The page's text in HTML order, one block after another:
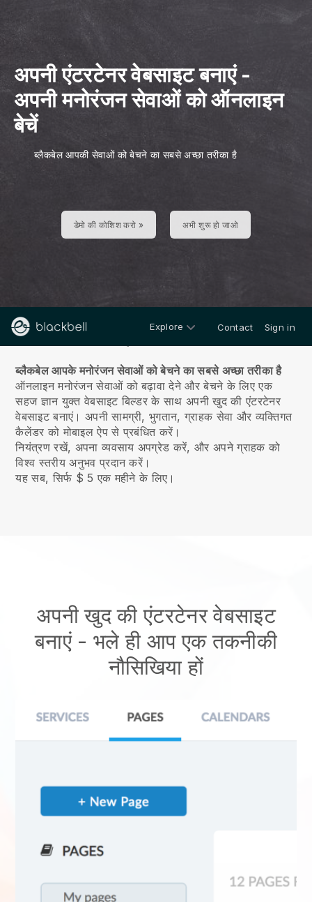
अपनी एंटरटेनर वेबसाइट बनाएं-
अपनी मनोरंजन सेवाओं को ऑनलाइन
बेचें
ब्लैकबेल आपकी सेवाओं को बेचने का सबसे अच्छा तरीका है
डेमो की कोशिश करो » अभी शुरू हो जाओ
Explore Contact Sign in
ब्लैकबेल आपके मनोरंजन सेवाओं को बेचने का सबसे अच्छा तरीका है
ऑनलाइन मनोरंजन सेवाओं को बढ़ावा देने और बेचने के लिए एक
सहज ज्ञान युक्त वेबसाइट बिल्डर के साथ अपनी खुद की एंटरटेनर
वेबसाइट बनाएं। अपनी सामग्री, भुगतान, ग्राहक सेवा और व्यक्तिगत
कैलेंडर को मोबाइल ऐप से प्रबंधित करें।
नियंत्रण रखें, अपना व्यवसाय अपग्रेड करें, और अपने ग्राहक को
विश्व स्तरीय अनुभव प्रदान करें।
यह सब, सिर्फ $ 5 एक महीने के लिए।
अपनी खुद की एंटरटेनर वेबसाइट
बनाएं- भले ही आप एक तकनीकी
नौसिखिया हों